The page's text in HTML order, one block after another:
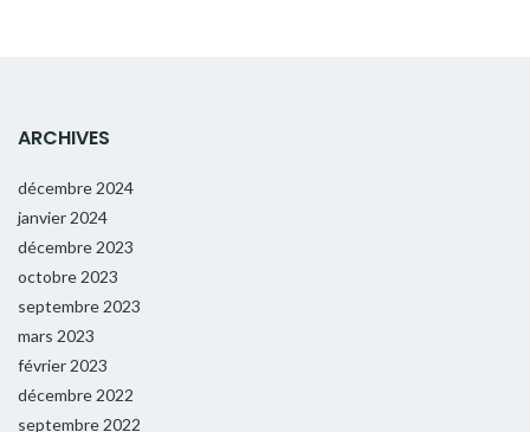
ARCHIVES
décembre 2024
janvier 2024
décembre 2023
octobre 2023
septembre 2023
mars 2023
février 2023
décembre 2022
septembre 2022